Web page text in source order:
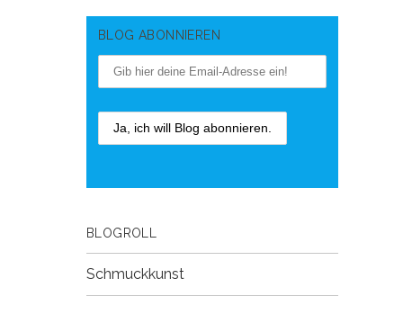
BLOG ABONNIEREN
BLOGROLL
Schmuckkunst